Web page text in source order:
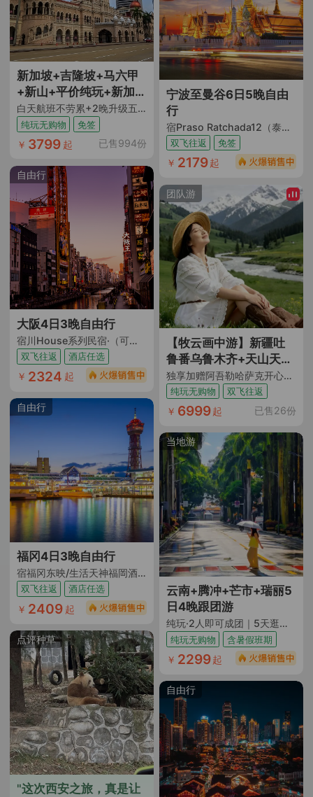
新加坡+吉隆坡+马六甲
+新山+平价纯玩+新加坡
市5日4晚跟团游
白天航班不劳累+2晚升级五钻酒店+网红旧禧街警察局+赞美广场+圣淘沙+马六甲古城+鬼仔巷+城市单轨列车+吉隆坡母亲河及河畔壁画+占美回 教堂+双子塔+太子城粉红清真寺+优质领队服务+双国免签
纯玩无购物 免签
￥ 3799 起 已售994份
自由行
大阪4日3晚自由行
宿川House系列民宿·（可洗可煮的市区大空间民宿丨推荐黑门店一旁边就是本地人超爱的大阪厨房）
双飞往返 酒店任选
￥ 2324 起
自由行
福冈4日3晚自由行
宿福冈东映/生活天神福岡酒店·（加购服务丨签证代办 wifi代订 接送机 大丸百货步行圈内）
双飞往返 酒店任选
￥ 2409 起
点评种草
"这次西安之旅，真是让
宁波至曼谷6日5晚自由
行
宿Praso Ratchada12（泰拳文化探寻）
双飞往返 免签
￥ 2179起
团队游
【牧云画中游】新疆吐
鲁番乌鲁木齐+天山天池
+S21沙漠公路+五彩滩
+禾木风景区+喀纳斯景
区+独库公路+那拉提旅
帕尔汗薰衣草基地8日7
晚跟团游
独享加赠阿吾勒哈萨克开心牧场抱萌羊+仙草汤涮+烤肉+篝火晚会 升级1晚4钻酒店 满7人升级2+1车 1人成团 吐鲁番往返
纯玩无购物 双飞往返
￥ 6999起 已售26份
当地游
云南+腾冲+芒市+瑞丽5
日4晚跟团游
纯玩·2人即可成团｜5天逛遍3座城｜吃遍5大特色餐5大地道小吃｜5大核心地标景点全覆盖｜ 缅式洗头+马帮烤茶+田园咖啡｜逛市井夜市｜一日自由活动随心逛｜1晚4钻酒店+升级1晚温泉酒店+2晚和顺温泉民宿｜特色伴手礼｜纯玩0购物0车销｜全程透明无隐形店
纯玩无购物 含暑假班期
￥ 2299起
自由行